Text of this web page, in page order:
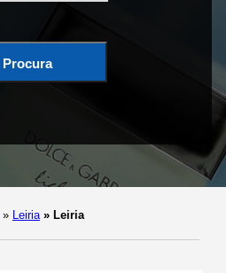
Procura
» Leiria » Leiria